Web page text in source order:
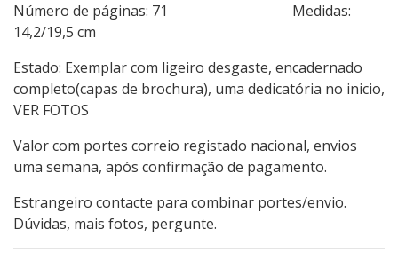
Número de páginas: 71 Medidas:
14,2/19,5 cm
Estado: Exemplar com ligeiro desgaste, encadernado
completo(capas de brochura), uma dedicatória no inicio,
VER FOTOS
Valor com portes correio registado nacional, envios
uma semana, após confirmação de pagamento.
Estrangeiro contacte para combinar portes/envio.
Dúvidas, mais fotos, pergunte.